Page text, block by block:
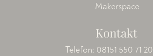
Makerspace
Kontakt
Telefon: 08151 550 71 20